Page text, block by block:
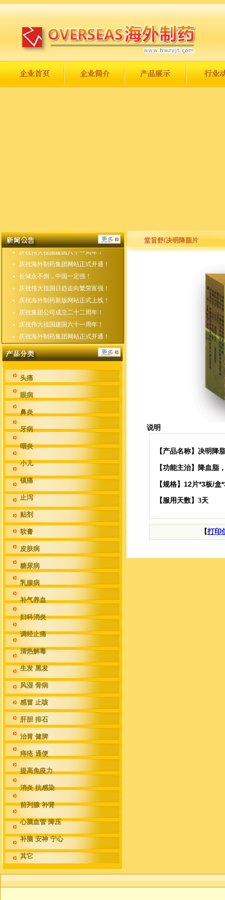
庆祝集团公司成立二十二周年！
庆祝伟大祖国建国六十一周年！
庆祝海外制药集团网站正式开通！
长城永不倒，中国一定强！
庆祝伟大祖国日趋走向繁荣富强！
庆祝海外制药新版网站正式上线！
庆祝集团公司成立二十二周年！
庆祝伟大祖国建国六十一周年！
庆祝海外制药集团网站正式开通！
头痛
眼病
鼻炎
牙病
咽炎
小儿
镇痛
止泻
贴剂
软膏
皮肤病
糖尿病
乳腺病
补气养血
妇科消炎
调经止痛
清热解毒
生发 黑发
风湿 骨病
感冒 止咳
肝胆 排石
治胃 健脾
痔疮 通便
提高免疫力
消炎 抗感染
前列腺 补肾
心脑血管 降压
补脑 安神 宁心
其它
堂旨舒/决明降脂片
说明
【产品名称】决明降
【功能主治】 降血脂
【规格】 12片*3板/盒
【服用天数】3天
【打印